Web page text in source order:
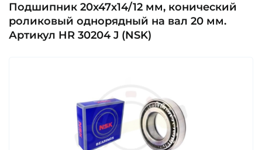
Подшипник 20х47х14/12 мм, конический
роликовый однорядный на вал 20 мм.
Артикул HR 30204 J (NSK)